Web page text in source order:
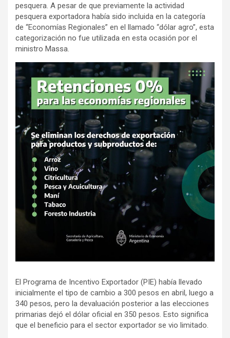
pesquera. A pesar de que previamente la actividad
pesquera exportadora había sido incluida en la categoría
de “Economías Regionales” en el llamado “dólar agro”, esta
categorización no fue utilizada en esta ocasión por el
ministro Massa.
El Programa de Incentivo Exportador (PIE) había llevado
inicialmente el tipo de cambio a 300 pesos en abril, luego a
340 pesos, pero la devaluación posterior a las elecciones
primarias dejó el dólar oficial en 350 pesos. Esto significa
que el beneficio para el sector exportador se vio limitado.